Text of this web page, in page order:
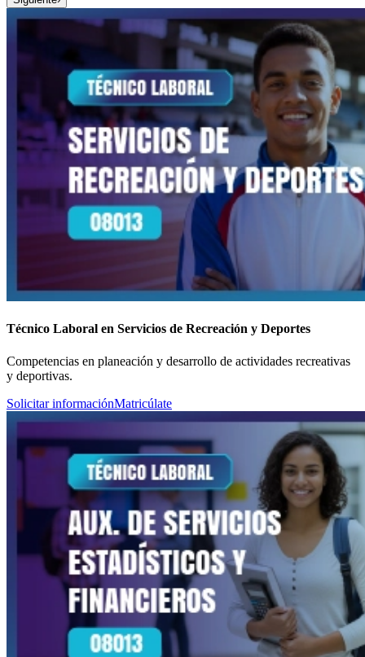
Técnico Laboral en Servicios de Recreación y Deportes
Competencias en planeación y desarrollo de actividades recreativas
y deportivas.
Solicitar informaciónMatricúlate